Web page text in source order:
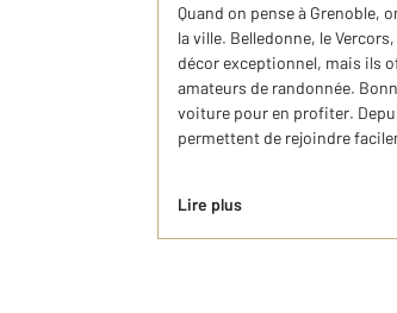
Quand on pense à Grenoble,
la ville. Belledonne, le
décor exceptionnel, mais ils
amateurs de randonnée.
voiture pour en profiter.
permettent de rejoindre
Lire plus